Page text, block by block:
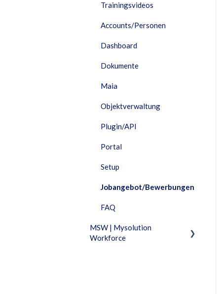
Trainingsvideos
Accounts/Personen
Dashboard
Dokumente
Maia
Objektverwaltung
Plugin/API
Portal
Setup
Jobangebot/Bewerbungen
FAQ
MSW | Mysolution
Workforce